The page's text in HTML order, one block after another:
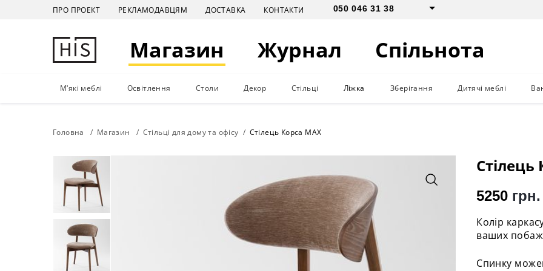
ПРО ПРОЕКТ РЕКЛАМОДАВЦЯМ ДОСТАВКА КОНТАКТИ 050 046 31 38
Магазин Журнал Спільнота
М'які меблі Освітлення Столи Декор Стільці Ліжка Зберігання Дитячі меблі
Головна Магазин Стільці для дому та офісу Стілець Корса MAX
Стілець
5250 грн.
Колір
ваших
Спинку